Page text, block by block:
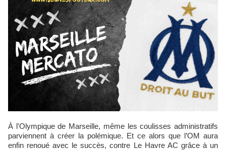
À l'Olympique de Marseille, même les coulisses administratifs
parviennent à créer la polémique. Et ce alors que l’OM aura
enfin renoué avec le succès, contre Le Havre AC grâce à un